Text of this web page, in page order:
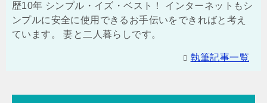
歴10年 シンプル・イズ・ベスト！ インターネットもシ
ンプルに安全に使用できるお手伝いをできればと考え
ています。 妻と二人暮らしです。
執筆記事一覧